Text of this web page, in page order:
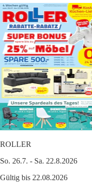
ROLLER
So. 26.7. - Sa. 22.8.2026
Gültig bis 22.08.2026